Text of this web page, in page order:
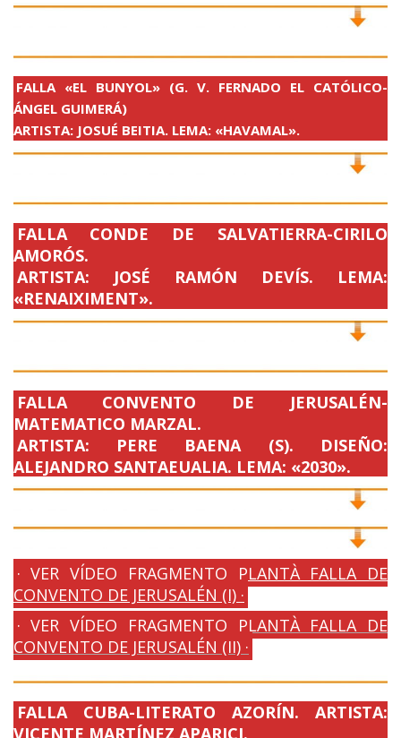
FALLA «EL BUNYOL» (G. V. FERNADO EL CATÓLICO-
ÁNGEL GUIMERÁ)
ARTISTA: JOSUÉ BEITIA. LEMA: «HAVAMAL».
FALLA CONDE DE SALVATIERRA-CIRILO
AMORÓS.
ARTISTA: JOSÉ RAMÓN DEVÍS. LEMA:
«RENAIXIMENT».
FALLA CONVENTO DE JERUSALÉN-
MATEMATICO MARZAL.
ARTISTA: PERE BAENA (S). DISEÑO:
ALEJANDRO SANTAEUALIA. LEMA: «2030».
· VER VÍDEO FRAGMENTO PLANTÀ FALLA DE
CONVENTO DE JERUSALÉN (I) ·
· VER VÍDEO FRAGMENTO PLANTÀ FALLA DE
CONVENTO DE JERUSALÉN (II) ·
FALLA CUBA-LITERATO AZORÍN. ARTISTA:
VICENTE MARTÍNEZ APARICI.